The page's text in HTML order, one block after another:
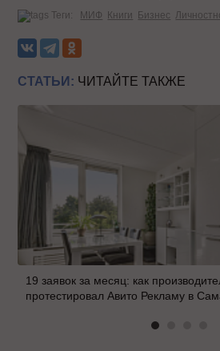
Теги: МИФ Книги Бизнес
СТАТЬИ: ЧИТАЙТЕ ТАКЖЕ
19 заявок за месяц: как
протестировал Авито Рекламу в